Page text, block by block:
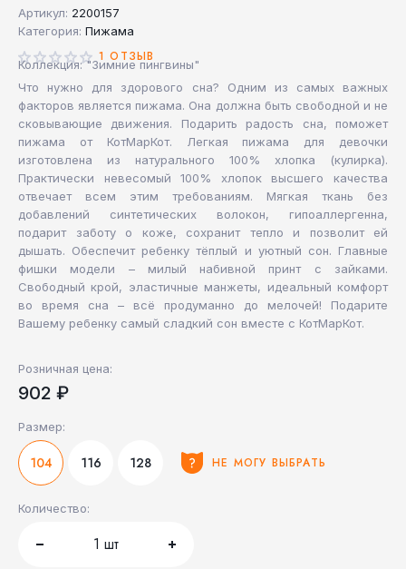
Артикул: 2200157
Категория: Пижама
1 ОТЗЫВ
Коллекция: "Зимние пингвины"
Что нужно для здорового сна? Одним из самых важных
факторов является пижама. Она должна быть свободной и не
сковывающие движения. Подарить радость сна, поможет
пижама от КотМарКот. Легкая пижама для девочки
изготовлена из натурального 100% хлопка (кулирка).
Практически невесомый 100% хлопок высшего качества
отвечает всем этим требованиям. Мягкая ткань без
добавлений синтетических волокон, гипоаллергенна,
подарит заботу о коже, сохранит тепло и позволит ей
дышать. Обеспечит ребенку тёплый и уютный сон. Главные
фишки модели – милый набивной принт с зайками.
Свободный крой, эластичные манжеты, идеальный комфорт
во время сна – всё продуманно до мелочей! Подарите
Вашему ребенку самый сладкий сон вместе с КотМарКот.
Розничная цена:
902 ₽
Размер:
104 116 128 НЕ МОГУ ВЫБРАТЬ
Количество:
1 шт